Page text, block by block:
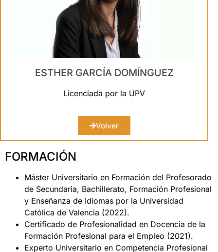
ESTHER GARCÍA DOMÍNGUEZ
Licenciada por la UPV
Volver
FORMACIÓN
Máster Universitario en Formación del Profesorado
de Secundaria, Bachillerato, Formación Profesional
y Enseñanza de Idiomas por la Universidad
Católica de Valencia (2022).
Certificado de Profesionalidad en Docencia de la
Formación Profesional para el Empleo (2021).
Experto Universitario en Competencia Profesional